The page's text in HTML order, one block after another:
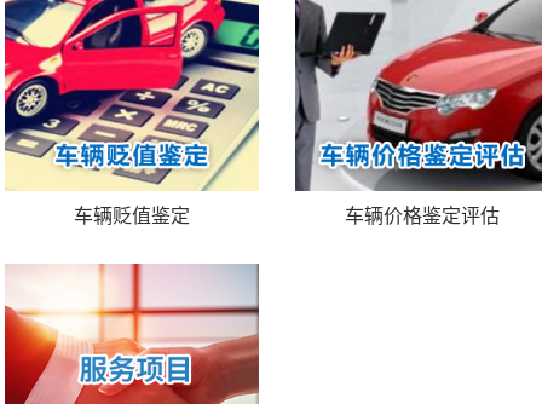
车辆贬值鉴定 车辆价格鉴定评估